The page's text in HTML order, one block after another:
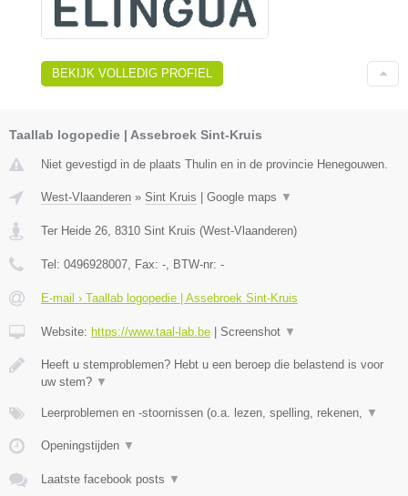
BEKIJK VOLLEDIG PROFIEL
Taallab logopedie | Assebroek Sint-Kruis
Niet gevestigd in de plaats Thulin en in de provincie Henegouwen.
West-Vlaanderen » Sint Kruis Google maps ▼
Ter Heide 26, 8310 Sint Kruis (West-Vlaanderen)
Tel: 0496928007, Fax: -, BTW-nr: -
E-mail › Taallab logopedie | Assebroek Sint-Kruis
Website: https://www.taal-lab.be Screenshot ▼
Heeft u stemproblemen? Hebt u een beroep die belastend is voor
uw stem? ▼
Leerproblemen en -stoornissen (o.a. lezen, spelling, rekenen, ▼
Openingstijden ▼
Laatste facebook posts ▼